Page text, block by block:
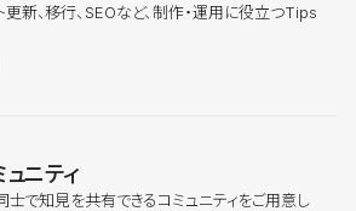
新、移行、SEOなど、制作・運用に役立つTips
ニティ
で知見を共有できるコミュニティをご用意し